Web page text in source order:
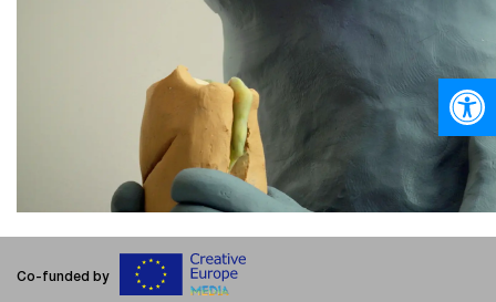
Co-funded by